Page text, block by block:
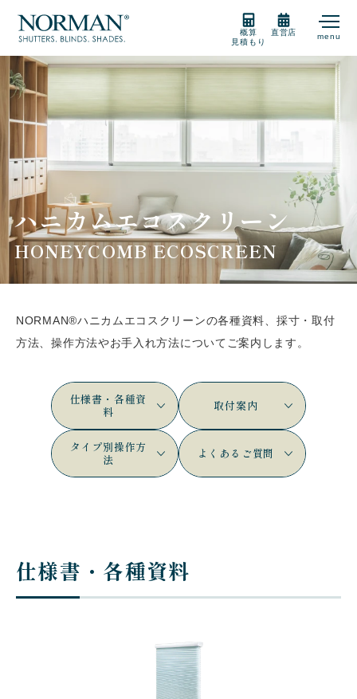
概算
見積もり
直営店 menu
ハニカムエコスクリーン
HONEYCOMB ECOSCREEN
NORMAN®ハニカムエコスクリーンの各種資料、採寸・取付
方法、操作方法やお手入れ方法についてご案内します。
仕様書・各種資
料
取付案内
タイプ別操作方
法
よくあるご質問
仕様書・各種資料
購入をご検討の方
販売店
サポート
お客様の実例集 お知らせ